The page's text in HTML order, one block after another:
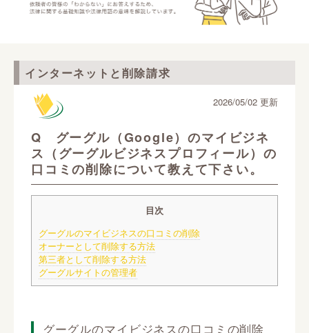
インターネットと削除請求
Q グーグル（Google）のマイビジネ
ス（グーグルビジネスプロフィール）の
口コミの削除について教えて下さい。
2026/05/02 更新
目次
グーグルのマイビジネスの口コミの削除
オーナーとして削除する方法
第三者として削除する方法
グーグルサイトの管理者
グーグルのマイビジネスの口コミの削除